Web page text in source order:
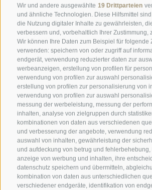
Wir und andere ausgewählte 19 Drittparteien
und ähnliche Technologien. Diese Hilfsmittel
die Nutzung digitaler Inhalte zu gewährleisten,
verbessern und, vorbehaltlich Ihrer Zustimmung,
Wir können Ihre Daten zum Beispiel für folgende
verwenden: speichern von oder zugriff auf
endgerät, verwendung reduzierter daten zur
werbeanzeigen, erstellung von profilen für
verwendung von profilen zur auswahl
erstellung von profilen zur personalisierung von
verwendung von profilen zur auswahl
messung der werbeleistung, messung der
inhalten, analyse von zielgruppen durch
kombinationen von daten aus verschiedenen
und verbesserung der angebote, verwendung
auswahl von inhalten, gewährleistung der
und aufdeckung von betrug und
anzeige von werbung und inhalten, ihre
datenschutz speichern und übermitteln,
kombination von daten aus unterschiedlichen
verschiedener endgeräte, identifikation von
SPORTHOTEL PANORAMA
Carletti Straße, 6 · Fai della
Tripadvisor - Giovelli
Newsletter
Anfrage
Online Buchen
Webcam
Social Wall